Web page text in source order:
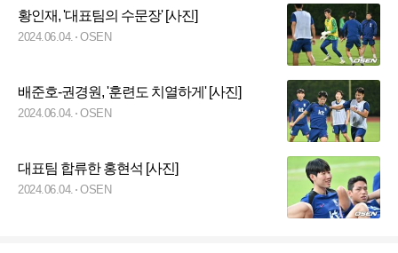
황인재, '대표팀의 수문장' [사진]
2024.06.04. OSEN
배준호-권경원, '훈련도 치열하게' [사진]
2024.06.04. OSEN
대표팀 합류한 홍현석 [사진]
2024.06.04. OSEN